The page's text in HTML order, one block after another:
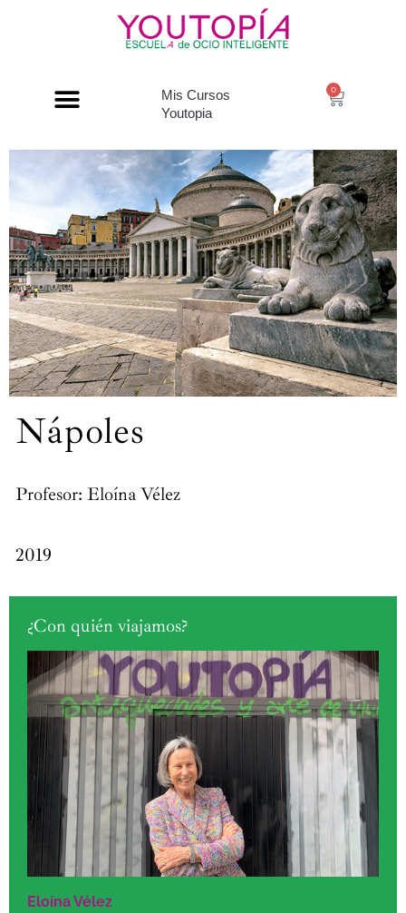
Mis Cursos
Youtopia
0
Nápoles
Profesor: Eloína Vélez
2019
¿Con quién viajamos?
Eloína Vélez